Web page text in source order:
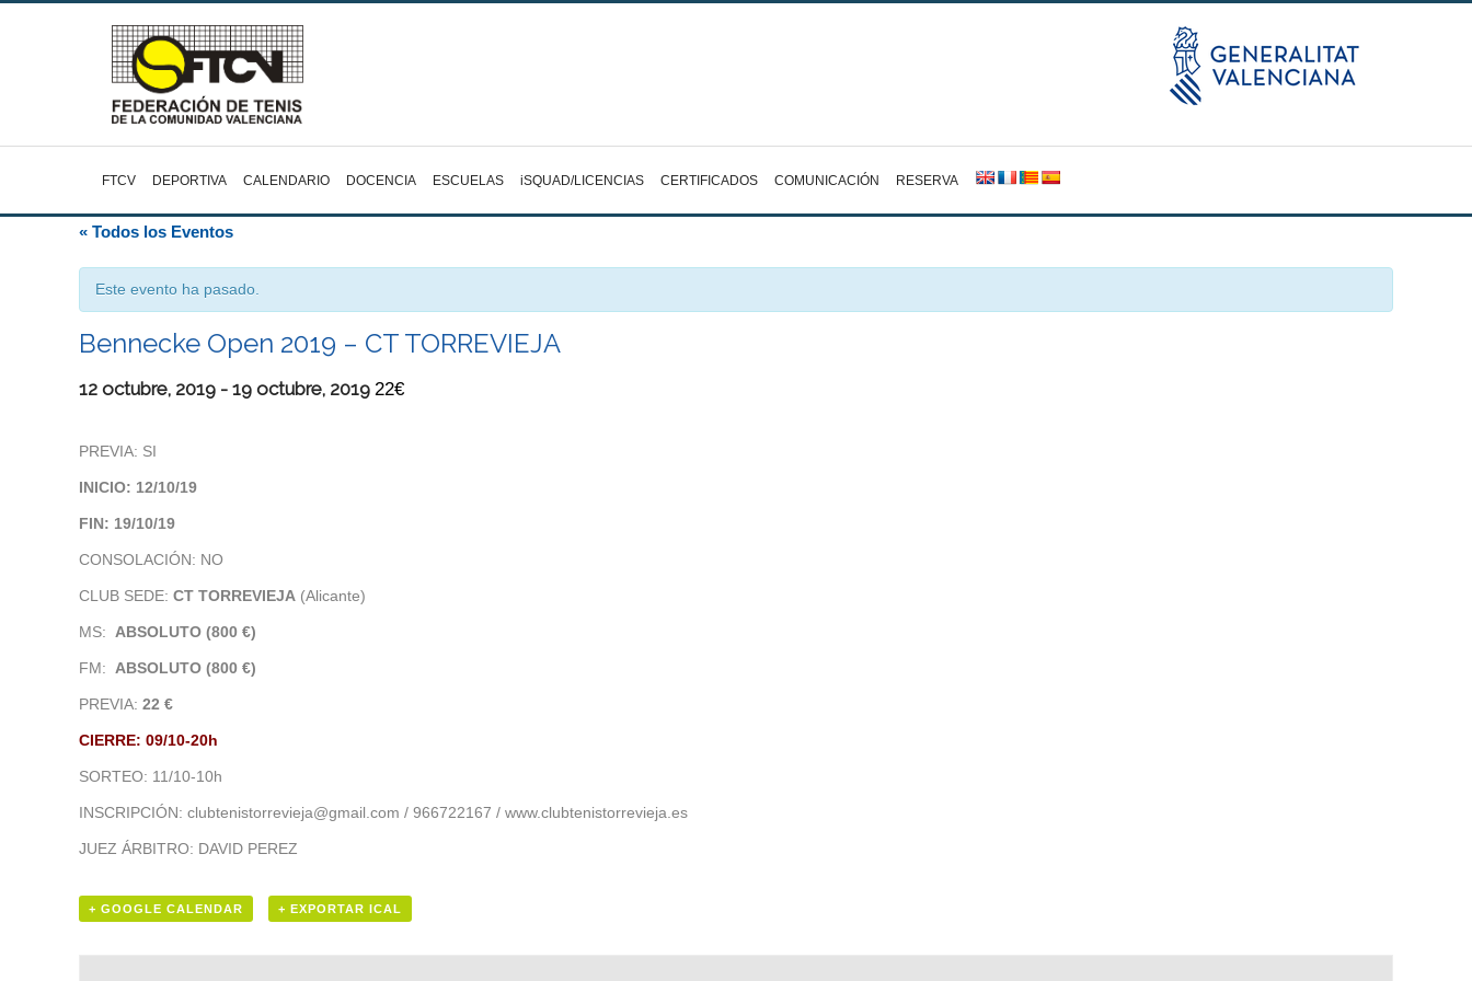
FTCV DEPORTIVA CALENDARIO DOCENCIA ESCUELAS iSQUAD/LICENCIAS CERTIFICADOS COMUNICACIÓN RESERVA
« Todos los Eventos
Este evento ha pasado.
Bennecke Open 2019 – CT TORREVIEJA
12 octubre, 2019 - 19 octubre, 2019 22€
PREVIA: SI
INICIO: 12/10/19
FIN: 19/10/19
CONSOLACIÓN: NO
CLUB SEDE: CT TORREVIEJA (Alicante)
MS: ABSOLUTO (800 €)
FM: ABSOLUTO (800 €)
PREVIA: 22 €
CIERRE: 09/10-20h
SORTEO: 11/10-10h
INSCRIPCIÓN: clubtenistorrevieja@gmail.com / 966722167 / www.clubtenistorrevieja.es
JUEZ ÁRBITRO: DAVID PEREZ
+ GOOGLE CALENDAR + EXPORTAR ICAL